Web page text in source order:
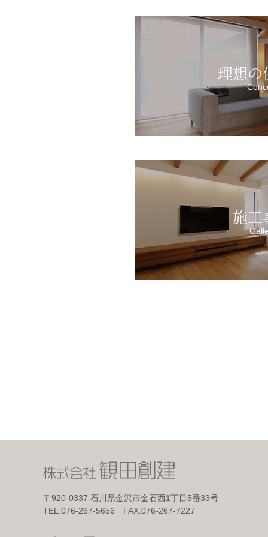
理想の
施工
〒920-0337 石川県金沢市金石西1丁目5番33号
TEL.076-267-5656 FAX.076-267-7227